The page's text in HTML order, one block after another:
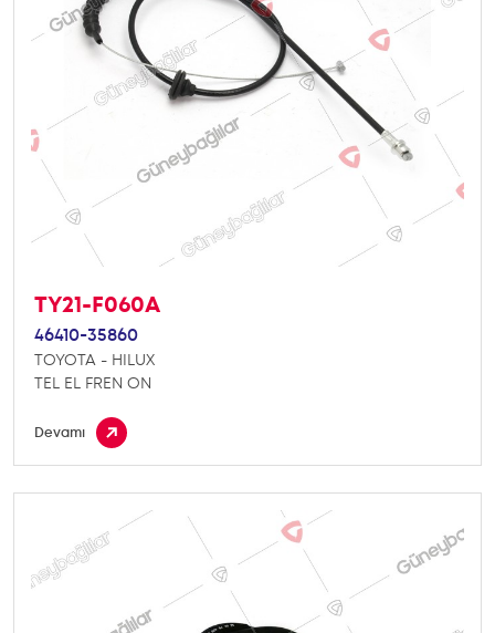
TY21-F060A
46410-35860
TOYOTA - HILUX
TEL EL FREN ON
Devamı